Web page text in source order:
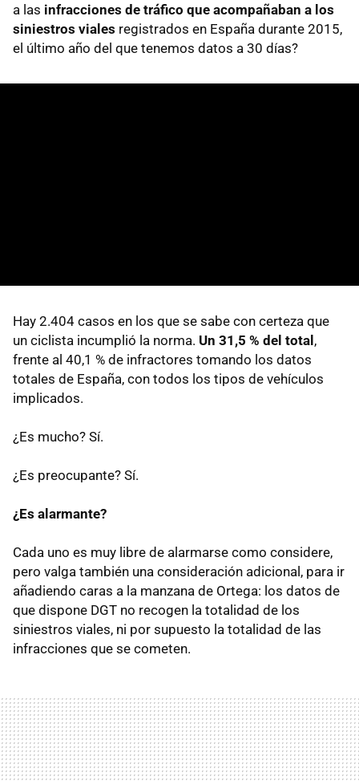
a las infracciones de tráfico que acompañaban a los
siniestros viales registrados en España durante 2015,
el último año del que tenemos datos a 30 días?
Hay 2.404 casos en los que se sabe con certeza que
un ciclista incumplió la norma. Un 31,5 % del total ,
frente al 40,1 % de infractores tomando los datos
totales de España, con todos los tipos de vehículos
implicados.
¿Es mucho? Sí.
¿Es preocupante? Sí.
¿Es alarmante?
Cada uno es muy libre de alarmarse como considere,
pero valga también una consideración adicional, para ir
añadiendo caras a la manzana de Ortega: los datos de
que dispone DGT no recogen la totalidad de los
siniestros viales, ni por supuesto la totalidad de las
infracciones que se cometen.